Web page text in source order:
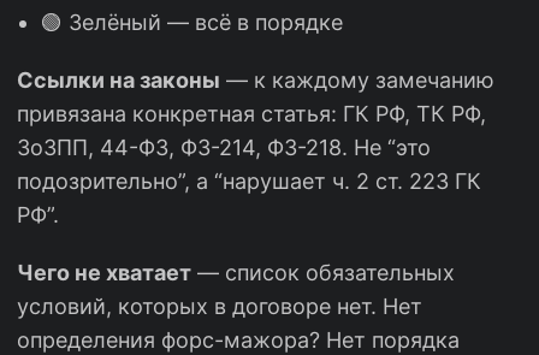
🟢 Зелёный — всё в порядке
Ссылки на законы — к каждому замечанию
привязана конкретная статья: ГК РФ, ТК РФ,
ЗоЗПП, 44-ФЗ, ФЗ-214, ФЗ-218. Не “это
подозрительно”, а “нарушает ч. 2 ст. 223 ГК
РФ”.
Чего не хватает — список обязательных
условий, которых в договоре нет. Нет
определения форс-мажора? Нет порядка